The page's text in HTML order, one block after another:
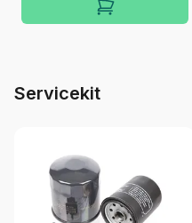
Servicekit